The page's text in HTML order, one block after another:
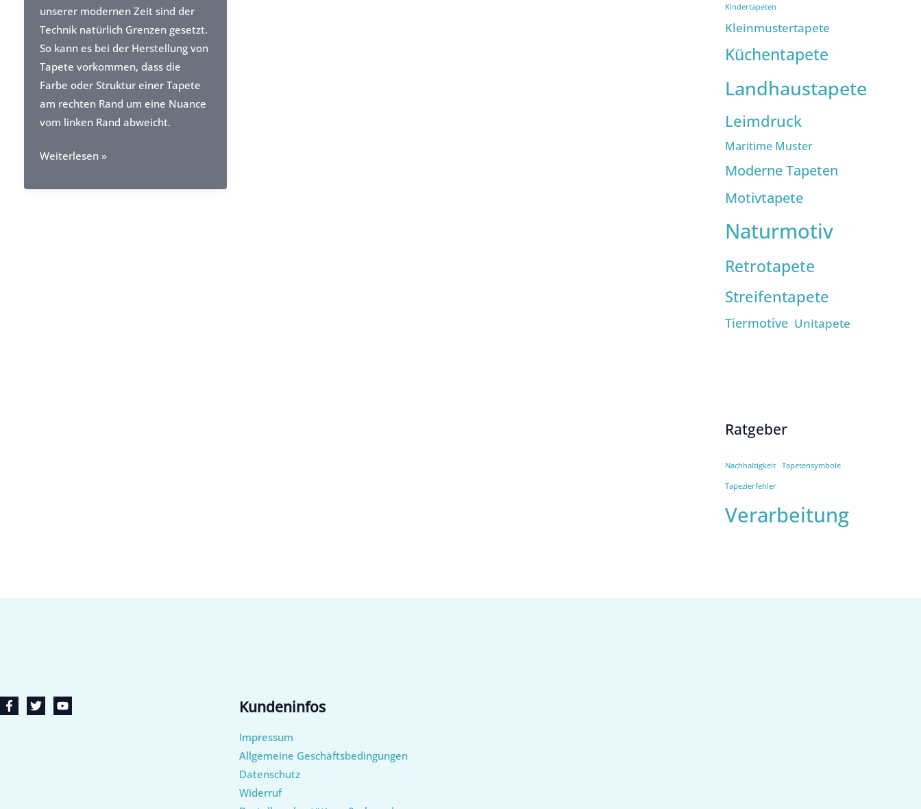
unserer modernen Zeit sind der
Technik natürlich Grenzen gesetzt.
So kann es bei der Herstellung von
Tapete vorkommen, dass die
Farbe oder Struktur einer Tapete
am rechten Rand um eine Nuance
vom linken Rand abweicht.
Tapeten
tapezieren,
Weiterlesen »
Kindertapeten
Kleinmustertapete
Küchentapete
Landhaustapete
Leimdruck
Maritime Muster
Moderne Tapeten
Motivtapete
Naturmotiv
Retrotapete
Streifentapete
Tiermotive Unitapete
Ratgeber
Nachhaltigkeit Tapetensymbole
Tapezierfehler
Verarbeitung
Kundeninfos
Impressum
Allgemeine Geschäftsbedingungen
Datenschutz
Widerruf